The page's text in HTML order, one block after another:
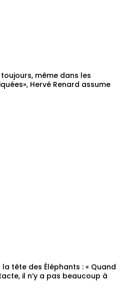
même dans les
Hervé Renard assume
tête des Éléphants : « Quand
il n’y a pas beaucoup à